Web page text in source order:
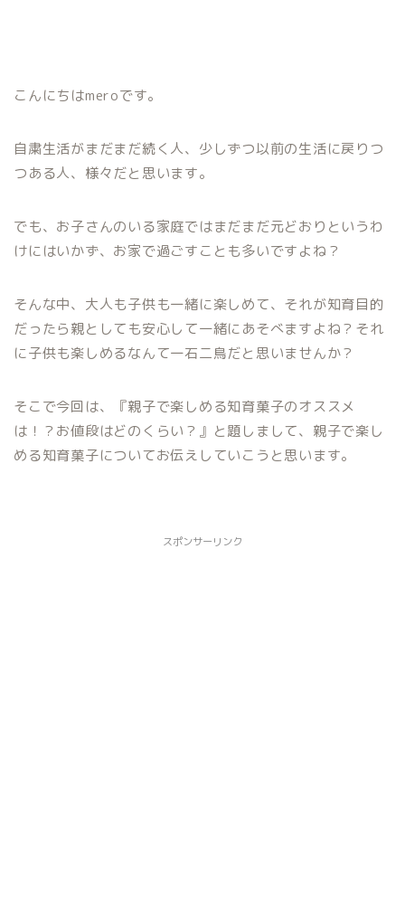
こんにちはmeroです。
自粛生活がまだまだ続く人、少しずつ以前の生活に戻りつ
つある人、様々だと思います。
でも、お子さんのいる家庭ではまだまだ元どおりというわ
けにはいかず、お家で過ごすことも多いですよね？
そんな中、大人も子供も一緒に楽しめて、それが知育目的
だったら親としても安心して一緒にあそべますよね？それ
に子供も楽しめるなんて一石二鳥だと思いませんか？
そこで今回は、『親子で楽しめる知育菓子のオススメ
は！？お値段はどのくらい？』と題しまして、親子で楽し
める知育菓子についてお伝えしていこうと思います。
スポンサーリンク